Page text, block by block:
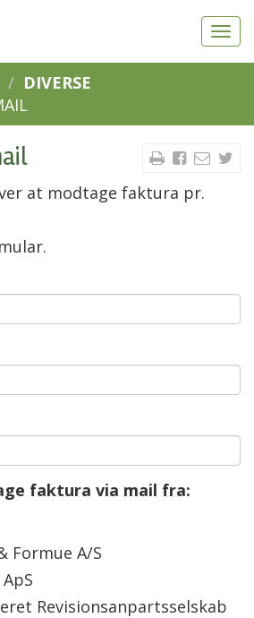
DIVERSE
at modtage faktura pr.
faktura via mail fra:
Formue A/S
Revisionsanpartsselskab